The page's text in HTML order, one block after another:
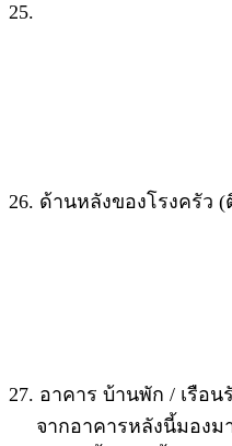
25.
26. ด้านหลังของโรงครัว
27. อาคาร บ้านพัก / เรือน
จากอาคารหลังนี้มองม